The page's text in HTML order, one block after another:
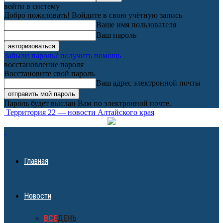
войти в систему
Добро пожаловать! Войдите в свою учётную запись
Ваше имя пользователя
Ваш пароль
Забыли пароль? получить помощь
восстановление пароля
Восстановите свой пароль
Ваш адрес электронной почты
Пароль будет выслан Вам по электронной почте.
Территория 22 — новости Алтайского края
Главная
Новости
ВСЕДЕНЬ